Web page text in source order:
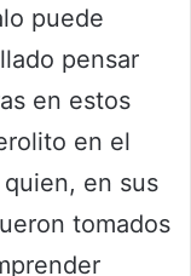
puede
pensar
en estos
en el
en sus
tomados